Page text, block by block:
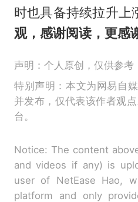
时也具备持续拉升上
观，感谢阅读，更感
声明：个人原创，仅供参考
特别声明：本文为网易自
并发布，仅代表该作者观
台。
Notice: The content
and videos if any) is
user of NetEase Hao,
platform and only